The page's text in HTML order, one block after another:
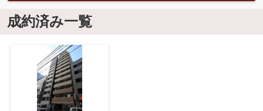
成約済み一覧